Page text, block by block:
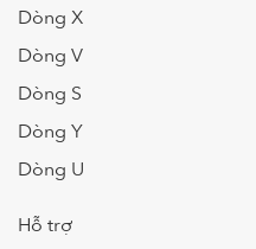
Dòng X
Dòng V
Dòng S
Dòng Y
Dòng U
Hỗ trợ